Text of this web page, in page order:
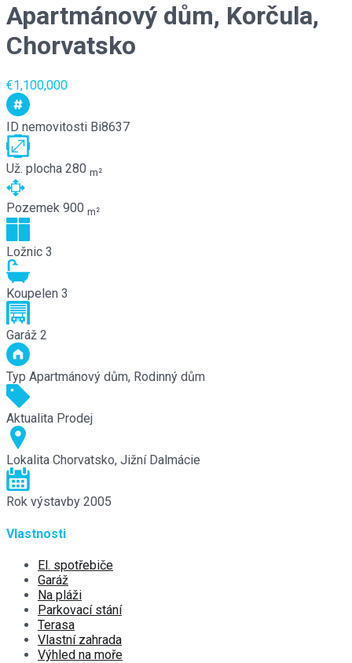
Apartmánový dům, Korčula,
Chorvatsko
€1,100,000
ID nemovitosti Bi8637
Už. plocha 280 m²
Pozemek 900 m²
Ložnic 3
Koupelen 3
Garáž 2
Typ Apartmánový dům, Rodinný dům
Aktualita Prodej
Lokalita Chorvatsko, Jižní Dalmácie
Rok výstavby 2005
Vlastnosti
El. spotřebiče
Garáž
Na pláži
Parkovací stání
Terasa
Vlastní zahrada
Výhled na moře